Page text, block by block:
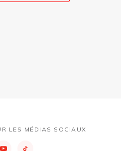
LES MÉDIAS SOCIAUX